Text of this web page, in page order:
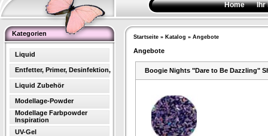
Home Ihr
Kategorien
Liquid
Entfetter, Primer, Desinfektion,
Liquid Zubehör
Modellage-Powder
Modellage Farbpowder
Inspiration
UV-Gel
Startseite » Katalog » Angebote
Angebote
Boogie Nights "Dare to Be Dazzling"